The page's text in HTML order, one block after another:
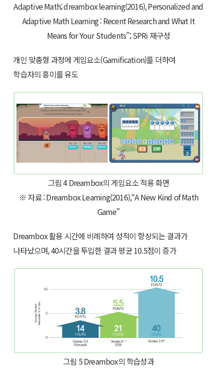
Adaptive Math; dreambox learning(2016), Personalized and
Adaptive Math Learning : Recent Research and What It
Means for Your Students”; SPRi 재구성
개인 맞춤형 과정에 게임요소(Gamification)를 더하여
학습자의 흥미를 유도
그림 4 Dreambox의 게임요소 적용 화면
※ 자료 : Dreambox Learning(2016),“A New Kind of Math
Game”
Dreambox 활용 시간에 비례하여 성적이 향상되는 결과가
나타났으며, 40시간을 투입한 결과 평균 10.5점이 증가
그림 5 Dreambox의 학습성과